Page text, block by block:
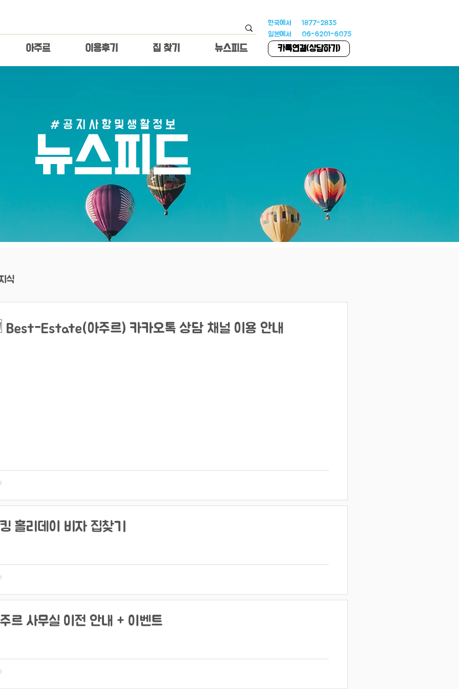
아주르 이용후기 집 찾기 ​뉴스피드
한국에서 1877-2835
일본에서 06-6201-6075
카톡연결(상담하기)
# 공 지 사 항 및 생 활 정 보
​뉴스피드
식
Best-Estate(아주르) 카카오톡 상담 채널 이용 안내
홀리데이 비자 집찾기
르 사무실 이전 안내 + 이벤트